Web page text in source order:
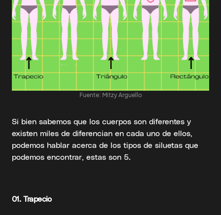
Fuente: Mitzy Arguello
Si bien sabemos que los cuerpos son diferentes y
existen miles de diferencian en cada uno de ellos,
podemos hablar acerca de los tipos de siluetas que
podemos encontrar, estas son 5.
01. Trapecio